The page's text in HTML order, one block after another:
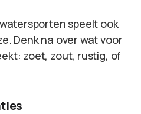
speelt ook
Denk na over wat voor
zoet, zout, rustig, of